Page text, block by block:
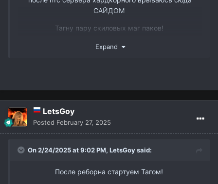
www.youtube.com/watch?v=DJJmtVgSQ6s&t
САЙДОМ
Тагну пару скиловых маг паков!
Так же есть пару слотов в пак 3 рес бп мм и овер
Expand
LetsGoy
Posted February 27, 2025
On 2/24/2025 at 9:02 PM, LetsGoysaid:
После реборна стартуем Тагом!